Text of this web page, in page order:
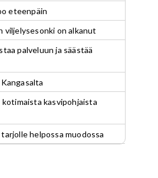
eteenpäin
viljelysesonki on alkanut
palveluun ja säästää
kasvipohjaista
helpossa muodossa